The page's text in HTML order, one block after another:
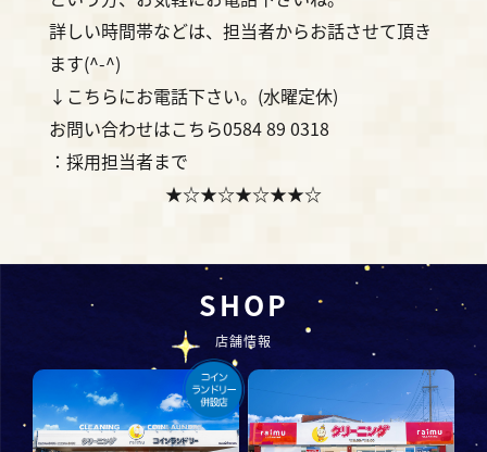
詳しい時間帯などは、担当者からお話させて頂き
ます(^-^)
↓こちらにお電話下さい。(水曜定休)
お問い合わせはこちら0584 89 0318
：採用担当者まで
★☆★☆★☆★★☆
SHOP
店舗情報